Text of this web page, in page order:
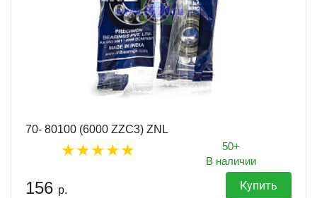
70- 80100 (6000 ZZC3) ZNL
50+
В наличии
156 р. Купить